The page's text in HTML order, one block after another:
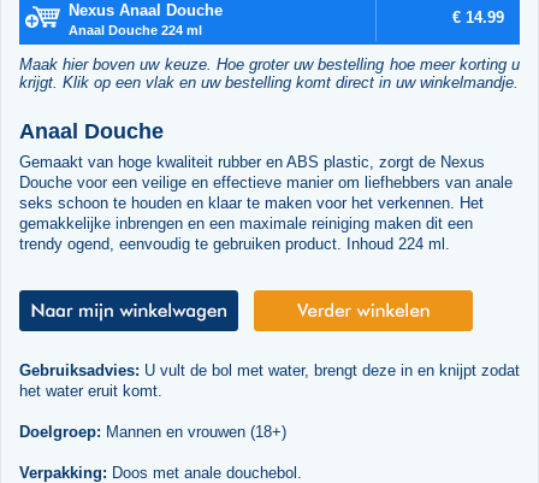
Nexus Anaal Douche
Anaal Douche 224 ml
€ 14.99
Maak hier boven uw keuze. Hoe groter uw bestelling hoe meer korting u
krijgt. Klik op een vlak en uw bestelling komt direct in uw winkelmandje.
Anaal Douche
Gemaakt van hoge kwaliteit rubber en ABS plastic, zorgt de Nexus
Douche voor een veilige en effectieve manier om liefhebbers van anale
seks schoon te houden en klaar te maken voor het verkennen. Het
gemakkelijke inbrengen en een maximale reiniging maken dit een
trendy ogend, eenvoudig te gebruiken product. Inhoud 224 ml.
Gebruiksadvies: U vult de bol met water, brengt deze in en knijpt zodat
het water eruit komt.
Doelgroep: Mannen en vrouwen (18+)
Verpakking: Doos met anale douchebol.